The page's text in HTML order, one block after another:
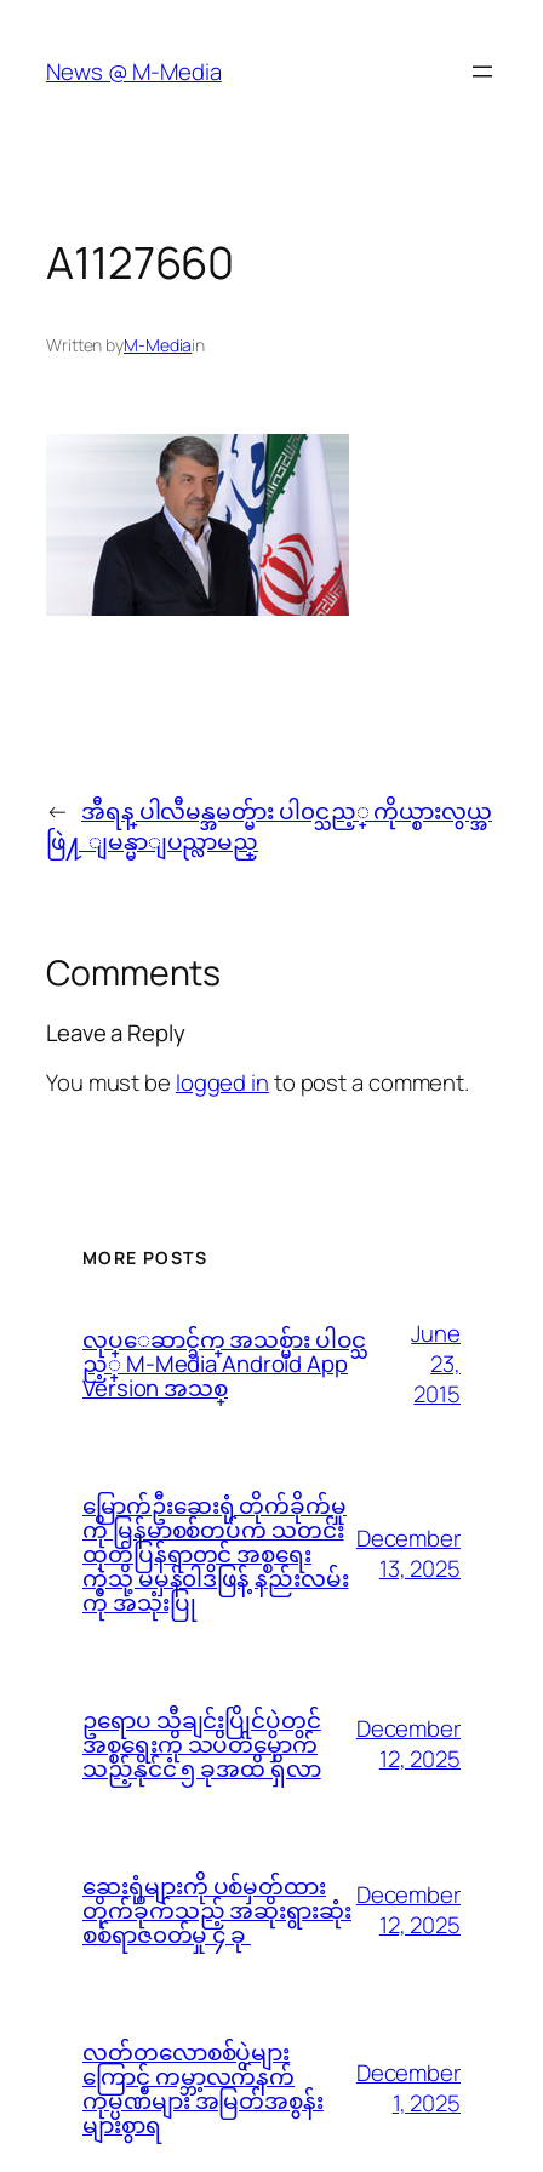
content
News @ M-Media
A1127660
Written byM-Mediain
← အီရန္ ပါလီမန္အမတ္မ်ား ပါ၀င္သည့္ ကိုယ္စားလွယ္အ
ဖြဲ႔ ျမန္မာျပည္လာမည္
Comments
Leave a Reply
You must be logged into post a comment.
MORE POSTS
လုပ္ေဆာင္ခ်က္ အသစ္မ်ား ပါဝင္သ
ည့္ M-Media Android App
Version အသစ္
June
23,
2015
မြောက်ဦးဆေးရုံ တိုက်ခိုက်မှု
ကို မြန်မာစစ်တပ်က သတင်း
ထုတ်ပြန်ရာတွင် အစ္စရေး
ကဲ့သို့ မမှန်၀ါဒဖြန့် နည်းလမ်း
ကို အသုံးပြု
December
13, 2025
ဥရောပ သီချင်းပြိုင်ပွဲတွင်
အစ္စရေးကို သပိတ်မှောက်
သည့်နိုင်ငံ ၅ ခုအထိ ရှိလာ
December
12, 2025
ဆေးရုံများကို ပစ်မှတ်ထား
တိုက်ခိုက်သည့် အဆိုးရွားဆုံး
စစ်ရာဇ၀တ်မှု ၄ ခု
December
12, 2025
လတ်တလောစစ်ပွဲများ
ကြောင့် ကမ္ဘာ့လက်နက်
ကုမ္ပဏီများ အမြတ်အစွန်း
များစွာရ
December
1, 2025